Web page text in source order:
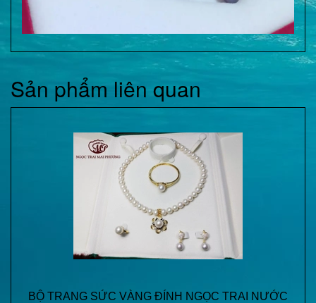
Sản phẩm liên quan
BỘ TRANG SỨC VÀNG ĐÍNH NGỌC TRAI NƯỚC